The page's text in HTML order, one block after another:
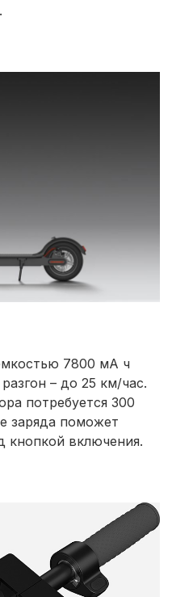
7800 мА ч
– до 25 км/час.
потребуется 300
заряда поможет
кнопкой включения.